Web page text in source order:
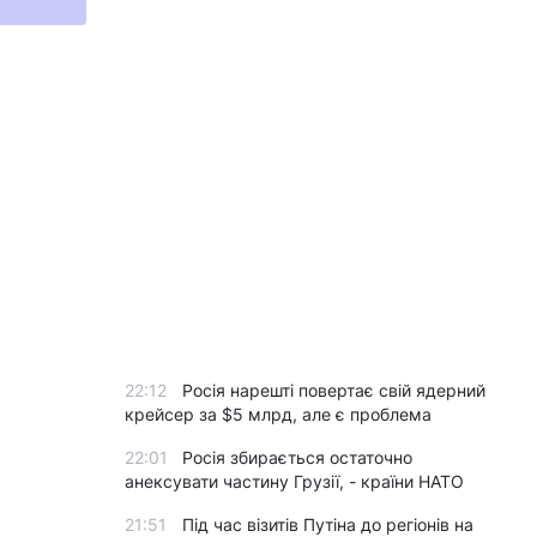
22:12
Росія нарешті повертає свій ядерний
крейсер за $5 млрд, але є проблема
22:01
Росія збирається остаточно
анексувати частину Грузії, - країни НАТО
21:51
Під час візитів Путіна до регіонів на